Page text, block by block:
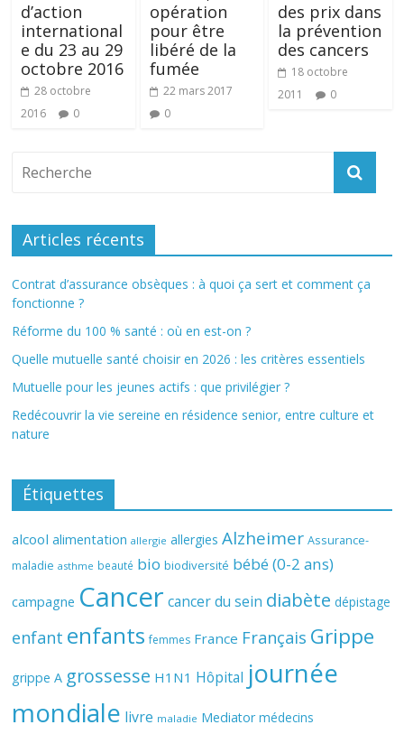
d’action
international
e du 23 au 29
octobre 2016
28 octobre
2016
0
opération
pour être
libéré de la
fumée
22 mars 2017
0
des prix dans
la prévention
des cancers
18 octobre
2011
0
Articles récents
Contrat d’assurance obsèques : à quoi ça sert et comment ça
fonctionne ?
Réforme du 100 % santé : où en est-on ?
Quelle mutuelle santé choisir en 2026 : les critères essentiels
Mutuelle pour les jeunes actifs : que privilégier ?
Redécouvrir la vie sereine en résidence senior, entre culture et
nature
Étiquettes
alcool alimentation allergie allergies Alzheimer Assurance-
maladie asthme beauté bio biodiversité bébé (0-2 ans)
campagne Cancer cancer du sein diabète dépistage
enfant enfants femmes France Français Grippe
grippe A grossesse H1N1 Hôpital journée
mondiale livre maladie Mediator médecins